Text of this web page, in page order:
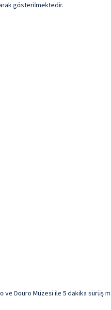
gösterilmektedir.
Douro Müzesi ile 5 dakika sürüş